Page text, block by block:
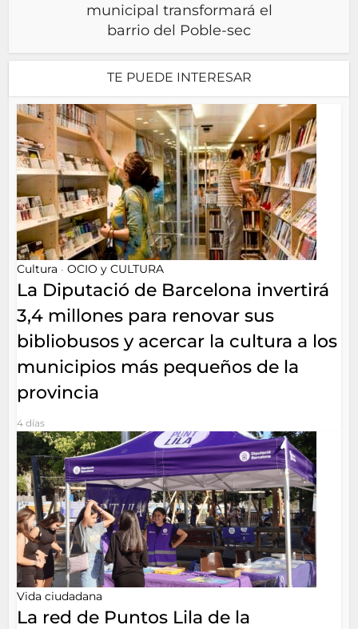
municipal transformará el
barrio del Poble-sec
TE PUEDE INTERESAR
Cultura • OCIO y CULTURA
La Diputació de Barcelona invertirá
3,4 millones para renovar sus
bibliobusos y acercar la cultura a los
municipios más pequeños de la
provincia
4 días
Vida ciudadana
La red de Puntos Lila de la